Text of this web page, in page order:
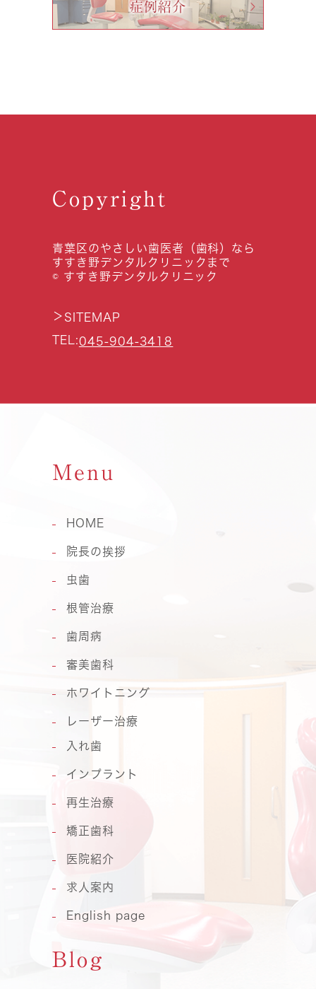
Copyright
青葉区のやさしい歯医者（歯科）なら
すすき野デンタルクリニックまで
© すすき野デンタルクリニック
＞ SITEMAP
TEL:045-904-3418
Menu
HOME
院長の挨拶
虫歯
根管治療
歯周病
審美歯科
ホワイトニング
レーザー治療
入れ歯
インプラント
再生治療
矯正歯科
医院紹介
求人案内
English page
Blog